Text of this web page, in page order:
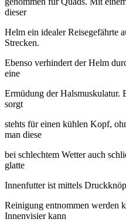
dieser
Helm ein idealer Reisegefährte
Strecken.
Ebenso verhindert der Helm
eine
Ermüdung der Halsmuskulatur.
sorgt
stehts für einen kühlen Kopf,
man diese
bei schlechtem Wetter auch
glatte
Innenfutter ist mittels
Reinigung entnommen werden
Innenvisier kann